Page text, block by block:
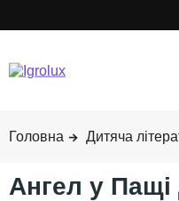
Дитяча
Ангел у